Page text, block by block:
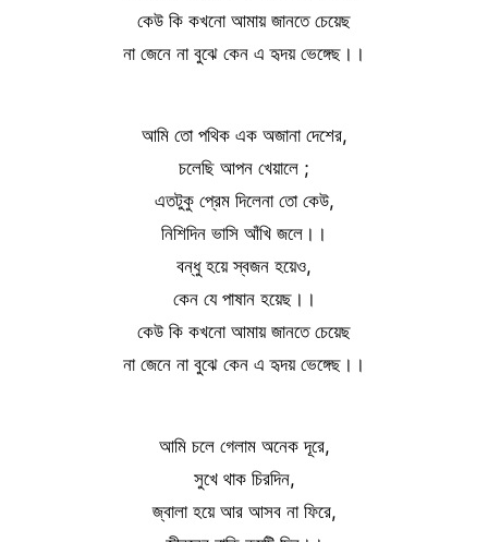
কেউ কি কখনো আমায় জানতে চেয়েছ
না জেনে না বুঝে কেন এ হৃদয় ভেঙ্গেছ।।
আমি তো পথিক এক অজানা দেশের,
চলেছি আপন খেয়ালে ;
এতটুকু প্রেম দিলেনা তো কেউ,
নিশিদিন ভাসি আঁখি জলে।।
বন্ধু হয়ে স্বজন হয়েও,
কেন যে পাষান হয়েছ।।
কেউ কি কখনো আমায় জানতে চেয়েছ
না জেনে না বুঝে কেন এ হৃদয় ভেঙ্গেছ।।
আমি চলে গেলাম অনেক দূরে,
সুখে থাক চিরদিন,
জ্বালা হয়ে আর আসব না ফিরে,